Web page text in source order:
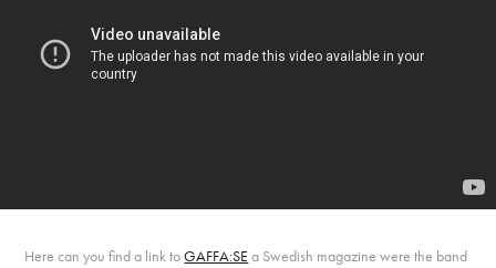
Here can you find a link toGAFFA:SE a Swedish magazine were the band